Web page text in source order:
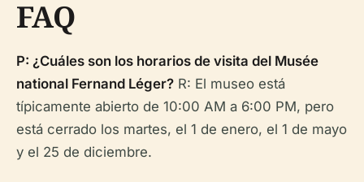
FAQ
P: ¿Cuáles son los horarios de visita del Musée
national Fernand Léger? R: El museo está
típicamente abierto de 10:00 AM a 6:00 PM, pero
está cerrado los martes, el 1 de enero, el 1 de mayo
y el 25 de diciembre.